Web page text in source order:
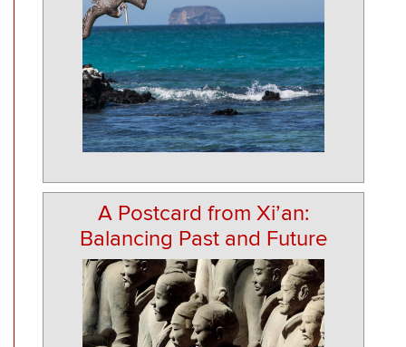
A Postcard from Xi’an:
Balancing Past and Future